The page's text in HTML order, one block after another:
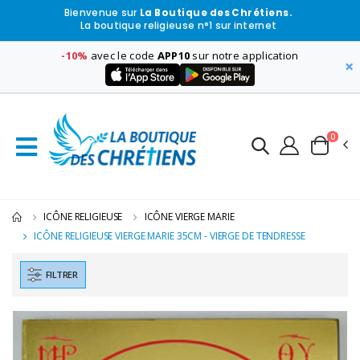
Bienvenue sur La Boutique des Chrétiens.
La boutique religieuse n°1 sur internet
-10% avec le code APP10 sur notre application
×
0
ICÔNE RELIGIEUSE
ICÔNE VIERGE MARIE
ICÔNE RELIGIEUSE VIERGE MARIE 35CM - VIERGE DE TENDRESSE
FILTRER